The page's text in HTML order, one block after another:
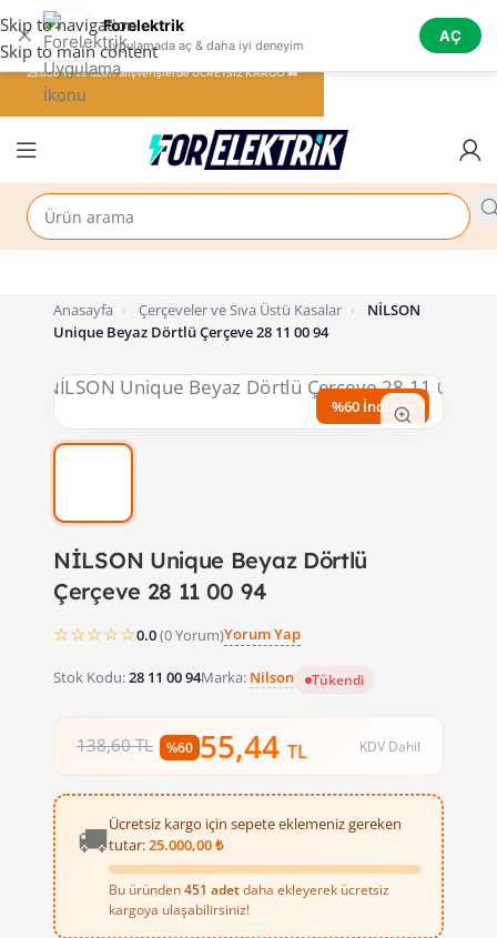
✕ Forelektrik
Uygulamada aç & daha iyi deneyim
AÇ
Skip to navigation
Skip to main content
Anasayfa › Çerçeveler ve Sıva Üstü Kasalar ›
NİLSON
Unique Beyaz Dörtlü Çerçeve 28 11 00 94
%60 İndirim
NİLSON Unique Beyaz Dörtlü
Çerçeve 28 11 00 94
☆☆☆☆☆0.0(0 Yorum)Yorum Yap
Stok Kodu:28 11 00 94Marka: Nilson Tükendi
138,60 TL %60 55,44 TL KDV Dahil
🚚Ücretsiz kargo için sepete eklemeniz gereken
tutar:25.000,00 ₺
Bu üründen 451 adetdaha ekleyerek ücretsiz
kargoya ulaşabilirsiniz!
25.000 TL ve üzeri alışverişlerde ÜCRETSİZ KARGO 🚚